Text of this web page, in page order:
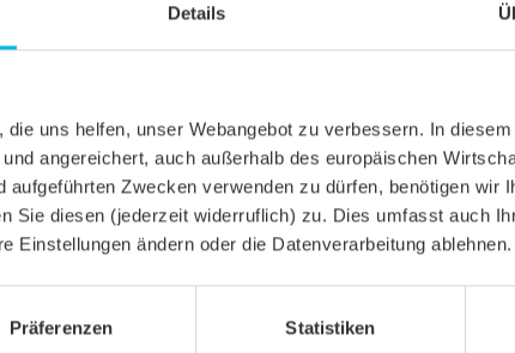
Details
uns helfen, unser Webangebot zu verbessern. In
angereichert, auch außerhalb des europäischen
Zwecken verwenden zu dürfen, benötigen wir
Sie diesen (jederzeit widerruflich) zu. Dies umfasst auch
Einstellungen ändern oder die Datenverarbeitung ablehnen.
Präferenzen Statistiken
ERHO-KORB-
LUEFTZ
nur Konstruktionsbeispiele.